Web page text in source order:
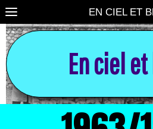
EN CIEL ET
En ciel